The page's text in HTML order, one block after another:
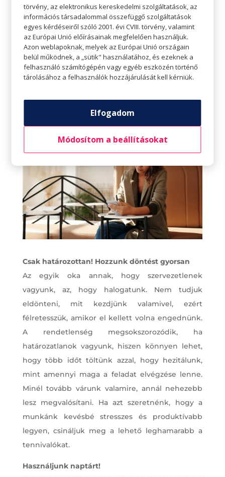
Például a fontos tennivalóink közben nem
pillantunk rá ,,csak egy percre” a közösségi
média felületeire. Amíg dolgunk van, azzal
foglalkozzunk. A csak egy percek ugyanis sok
perccé adódnak össze, ha ezeket sikerül
elhagyni, meglepően gyorsabb és hatékonyabb
Csak határozottan! Hozzunk döntést gyorsan
Az egyik oka annak, hogy szervezetlenek
vagyunk, az, hogy halogatunk. Nem tudjuk
eldönteni, mit kezdjünk valamivel, ezért
félretesszük, amikor el kellett volna engednünk.
A rendetlenség megsokszorozódik, ha
határozatlanok vagyunk, hiszen könnyen lehet,
hogy több időt töltünk azzal, hogy hezitálunk,
mint amennyi maga a feladat elvégzése lenne.
Minél tovább várunk valamire, annál nehezebb
lesz megvalósítani. Ha azt szeretnénk, hogy a
munkánk kevésbé stresszes és produktívabb
legyen, csináljuk meg a lehető leghamarabb a
tennivalókat.
Használjunk naptárt!
törvény, az elektronikus kereskedelmi szolgáltatások, az
információs társadalommal összefüggő szolgáltatások
egyes kérdéseiről szóló 2001. évi CVIII. törvény, valamint
az Európai Unió előírásainak megfelelően használjuk.
Azon weblapoknak, melyek az Európai Unió országain
belül működnek, a „sütik" használatához, és ezeknek a
felhasználó számítógépén vagy egyéb eszközén történő
tárolásához a felhasználók hozzájárulását kell kérniük.
Elfogadom
Módosítom a beállításokat